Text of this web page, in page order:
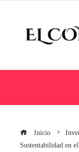
Inicio
Sustentabilidad en